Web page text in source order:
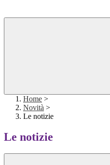
Home >
Novità >
Le notizie
Le notizie